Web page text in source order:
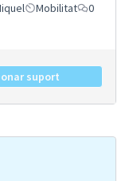
Mobilitat
0
suport